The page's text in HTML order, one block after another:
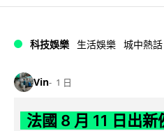
科技娛樂 生活娛樂 城中熱話
Vin 1 日
法國 8 月 11 日出